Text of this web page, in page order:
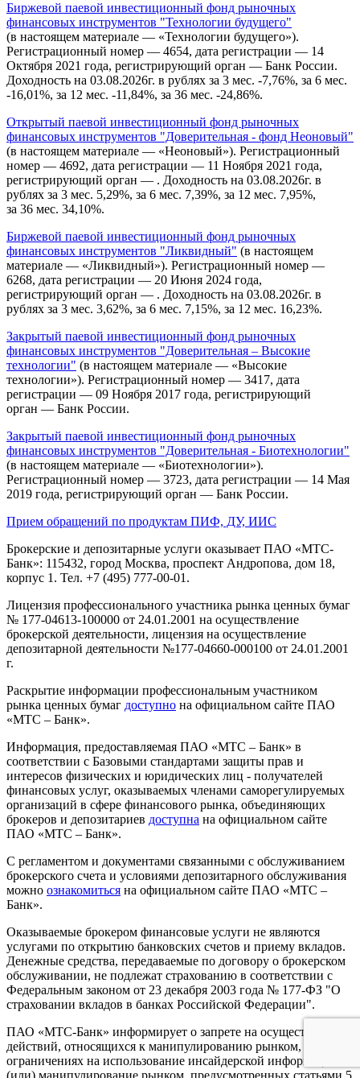
Биржевой паевой инвестиционный фонд рыночных
финансовых инструментов "Технологии будущего"
(в настоящем материале — «Технологии будущего»).
Регистрационный номер — 4654, дата регистрации — 14
Октября 2021 года, регистрирующий орган — Банк России.
Доходность на 03.08.2026г. в рублях за 3 мес. -7,76%, за 6 мес.
-16,01%, за 12 мес. -11,84%, за 36 мес. -24,86%.
Открытый паевой инвестиционный фонд рыночных
финансовых инструментов "Доверительная - фонд Неоновый"
(в настоящем материале — «Неоновый»). Регистрационный
номер — 4692, дата регистрации — 11 Ноября 2021 года,
регистрирующий орган — . Доходность на 03.08.2026г. в
рублях за 3 мес. 5,29%, за 6 мес. 7,39%, за 12 мес. 7,95%,
за 36 мес. 34,10%.
Биржевой паевой инвестиционный фонд рыночных
финансовых инструментов "Ликвидный" (в настоящем
материале — «Ликвидный»). Регистрационный номер —
6268, дата регистрации — 20 Июня 2024 года,
регистрирующий орган — . Доходность на 03.08.2026г. в
рублях за 3 мес. 3,62%, за 6 мес. 7,15%, за 12 мес. 16,23%.
Закрытый паевой инвестиционный фонд рыночных
финансовых инструментов "Доверительная – Высокие
технологии" (в настоящем материале — «Высокие
технологии»). Регистрационный номер — 3417, дата
регистрации — 09 Ноября 2017 года, регистрирующий
орган — Банк России.
Закрытый паевой инвестиционный фонд рыночных
финансовых инструментов "Доверительная - Биотехнологии"
(в настоящем материале — «Биотехнологии»).
Регистрационный номер — 3723, дата регистрации — 14 Мая
2019 года, регистрирующий орган — Банк России.
Прием обращений по продуктам ПИФ, ДУ, ИИС
Брокерские и депозитарные услуги оказывает ПАО «МТС-
Банк»: 115432, город Москва, проспект Андропова, дом 18,
корпус 1. Тел. +7 (495) 777-00-01.
Лицензия профессионального участника рынка ценных бумаг
№ 177-04613-100000 от 24.01.2001 на осуществление
брокерской деятельности, лицензия на осуществление
депозитарной деятельности №177-04660-000100 от 24.01.2001
г.
Раскрытие информации профессиональным участником
рынка ценных бумаг доступно на официальном сайте ПАО
«МТС – Банк».
Информация, предоставляемая ПАО «МТС – Банк» в
соответствии с Базовыми стандартами защиты прав и
интересов физических и юридических лиц - получателей
финансовых услуг, оказываемых членами саморегулируемых
организаций в сфере финансового рынка, объединяющих
брокеров и депозитариев доступна на официальном сайте
ПАО «МТС – Банк».
С регламентом и документами связанными с обслуживанием
брокерского счета и условиями депозитарного обслуживания
можно ознакомиться на официальном сайте ПАО «МТС –
Банк».
Оказываемые брокером финансовые услуги не являются
услугами по открытию банковских счетов и приему вкладов.
Денежные средства, передаваемые по договору о брокерском
обслуживании, не подлежат страхованию в соответствии с
Федеральным законом от 23 декабря 2003 года № 177-ФЗ "О
страховании вкладов в банках Российской Федерации".
ПАО «МТС-Банк» информирует о запрете на осуществление
действий, относящихся к манипулированию рынком, и
ограничениях на использование инсайдерской информации и